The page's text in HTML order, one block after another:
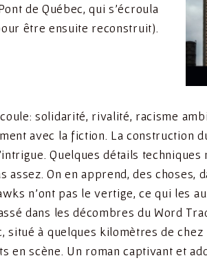
de Québec, qui s’écroula
être ensuite reconstruit).
solidarité, rivalité, racisme
avec la fiction. La construction
Quelques détails techniques
On en apprend, des choses,
n’ont pas le vertige, ce qui les
dans les décombres du Word
à quelques kilomètres de chez
en scène. Un roman captivant et